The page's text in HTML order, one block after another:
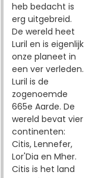
heb bedacht is
erg uitgebreid.
De wereld heet
Luril en is eigenlijk
onze planeet in
een ver verleden.
Luril is de
zogenoemde
665e Aarde. De
wereld bevat vier
continenten:
Citis, Lennefer,
Lor'Dia en Mher.
Citis is het land